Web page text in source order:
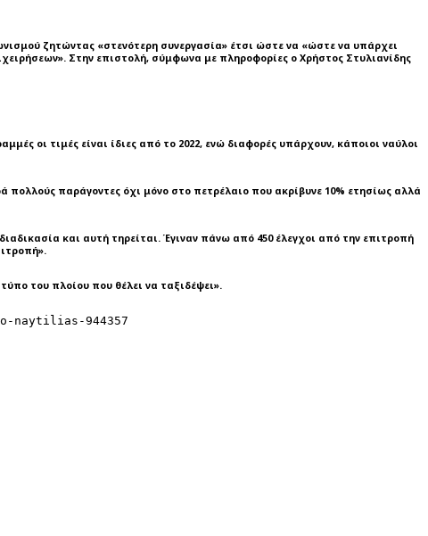
ζητώντας «στενότερη συνεργασία» έτσι ώστε να «ώστε να υπάρχει
Στην επιστολή, σύμφωνα με πληροφορίες ο Χρήστος Στυλιανίδης
οι τιμές είναι ίδιες από το 2022, ενώ διαφορές υπάρχουν, κάποιοι ναύλοι
πολλούς παράγοντες όχι μόνο στο πετρέλαιο που ακρίβυνε 10% ετησίως αλλά
και αυτή τηρείται. Έγιναν πάνω από 450 έλεγχοι από την επιτροπή
του πλοίου που θέλει να ταξιδέψει».
944357